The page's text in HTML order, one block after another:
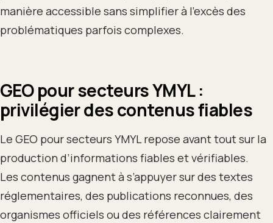
manière accessible sans simplifier à l’excès des
problématiques parfois complexes.
GEO pour secteurs YMYL :
privilégier des contenus fiables
Le GEO pour secteurs YMYL repose avant tout sur la
production d’informations fiables et vérifiables.
Les contenus gagnent à s’appuyer sur des textes
réglementaires, des publications reconnues, des
organismes officiels ou des références clairement